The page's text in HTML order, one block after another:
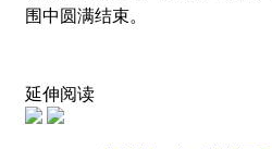
围中圆满结束。
延伸阅读